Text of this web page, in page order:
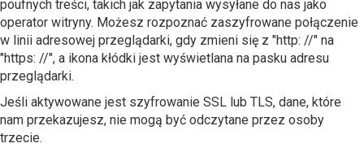
poufnych treści, takich jak zapytania wysyłane do nas jako
operator witryny. Możesz rozpoznać zaszyfrowane połączenie
w linii adresowej przeglądarki, gdy zmieni się z "http: //" na
"https: //", a ikona kłódki jest wyświetlana na pasku adresu
przeglądarki.
Jeśli aktywowane jest szyfrowanie SSL lub TLS, dane, które
nam przekazujesz, nie mogą być odczytane przez osoby
trzecie.